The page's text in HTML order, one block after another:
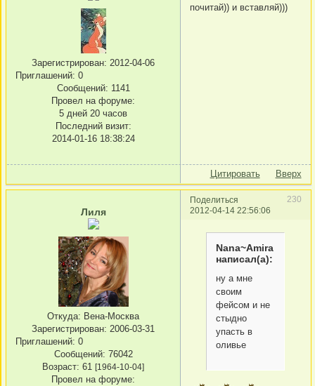
Зарегистрирован: 2012-04-06
Приглашений: 0
Сообщений: 1141
Провел на форуме:
5 дней 20 часов
Последний визит:
2014-01-16 18:38:24
почитай)) и вставляй)))
Цитировать Вверх
Поделиться
230
2012-04-14 22:56:06
Лиля
Откуда: Вена-Москва
Зарегистрирован: 2006-03-31
Приглашений: 0
Сообщений: 76042
Возраст: 61 [1964-10-04]
Провел на форуме:
Nana~Amira
написал(а):
ну а мне
своим
фейсом и не
стыдно
упасть в
оливье